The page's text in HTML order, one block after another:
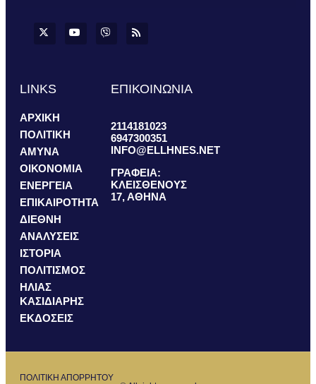
LINKS
ΑΡΧΙΚΗ
ΠΟΛΙΤΙΚΗ
ΑΜΥΝΑ
ΟΙΚΟΝΟΜΙΑ
ΕΝΕΡΓΕΙΑ
ΕΠΙΚΑΙΡΟΤΗΤΑ
ΔΙΕΘΝΗ
ΑΝΑΛΥΣΕΙΣ
ΙΣΤΟΡΙΑ
ΠΟΛΙΤΙΣΜΟΣ
ΗΛΙΑΣ
ΚΑΣΙΔΙΑΡΗΣ
ΕΚΔΟΣΕΙΣ
ΕΠΙΚΟΙΝΩΝΙΑ
2114181023
6947300351
INFO@ELLHNES.NET
ΓΡΑΦΕΙΑ:
ΚΛΕΙΣΘΕΝΟΥΣ
17, ΑΘΗΝΑ
ΠΟΛΙΤΙΚΗ ΑΠΟΡΡΗΤΟΥ